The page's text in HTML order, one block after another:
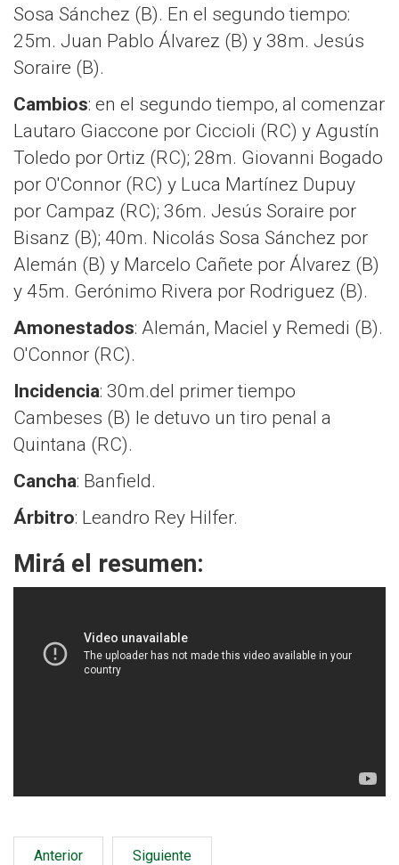
Sosa Sánchez (B). En el segundo tiempo:
25m. Juan Pablo Álvarez (B) y 38m. Jesús
Soraire (B).
Cambios: en el segundo tiempo, al comenzar
Lautaro Giaccone por Ciccioli (RC) y Agustín
Toledo por Ortiz (RC); 28m. Giovanni Bogado
por O'Connor (RC) y Luca Martínez Dupuy
por Campaz (RC); 36m. Jesús Soraire por
Bisanz (B); 40m. Nicolás Sosa Sánchez por
Alemán (B) y Marcelo Cañete por Álvarez (B)
y 45m. Gerónimo Rivera por Rodriguez (B).
Amonestados: Alemán, Maciel y Remedi (B).
O'Connor (RC).
Incidencia: 30m.del primer tiempo
Cambeses (B) le detuvo un tiro penal a
Quintana (RC).
Cancha: Banfield.
Árbitro: Leandro Rey Hilfer.
Mirá el resumen:
Anterior Siguiente